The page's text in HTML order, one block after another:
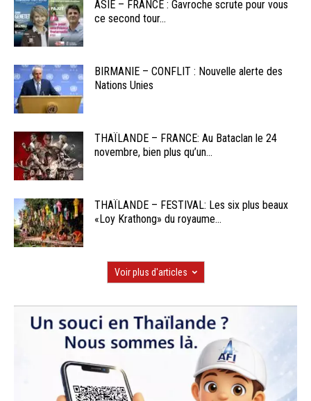
ASIE – FRANCE : Gavroche scrute pour vous
ce second tour...
BIRMANIE – CONFLIT : Nouvelle alerte des
Nations Unies
THAÏLANDE – FRANCE: Au Bataclan le 24
novembre, bien plus qu’un...
THAÏLANDE – FESTIVAL: Les six plus beaux
«Loy Krathong» du royaume...
Voir plus d'articles